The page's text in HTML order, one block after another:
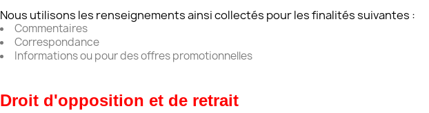
Nous utilisons les renseignements ainsi collectés pour les finalités suivantes :
Commentaires
Correspondance
Informations ou pour des offres promotionnelles
​Droit d'opposition et de retrait